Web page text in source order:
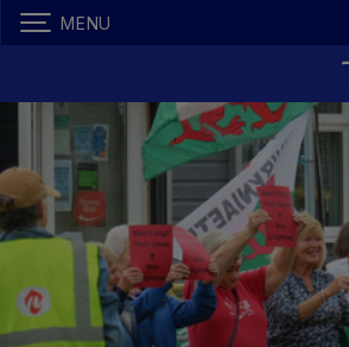
MENU